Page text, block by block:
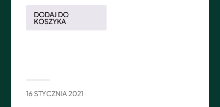
DODAJ DO
KOSZYKA
16 STYCZNIA 2021